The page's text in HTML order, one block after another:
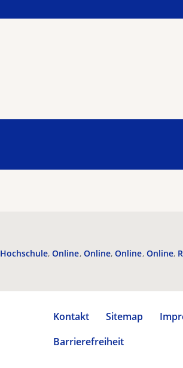
Hochschule Online Online Online Online
Kontakt Sitemap
Barrierefreiheit